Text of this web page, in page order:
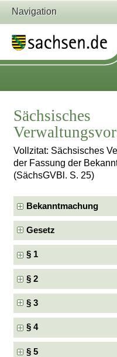
Navigation
Sächsisches
Vollzitat: Sächsisches
der Fassung der
(SächsGVBl. S. 25)
Bekanntmachung
Gesetz
§ 1
§ 2
§ 3
§ 4
§ 5